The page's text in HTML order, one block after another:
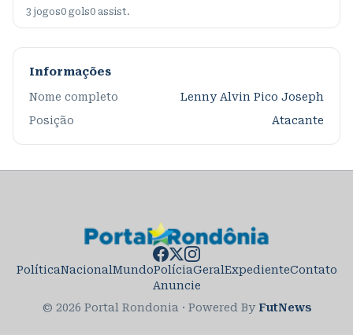
3 jogos0 gols0 assist.
Informações
Nome completo
Lenny Alvin Pico Joseph
Posição
Atacante
PolíticaNacionalMundoPolíciaGeralExpedienteContato
Anuncie
© 2026 Portal Rondonia · Powered By FutNews